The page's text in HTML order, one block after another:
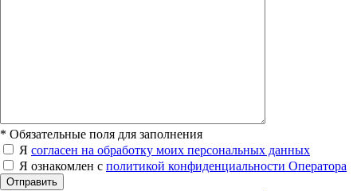
* Обязательные поля для заполнения
Я согласен на обработку моих персональных данных
Я ознакомлен с политикой конфиденциальности Оператора
Отправить